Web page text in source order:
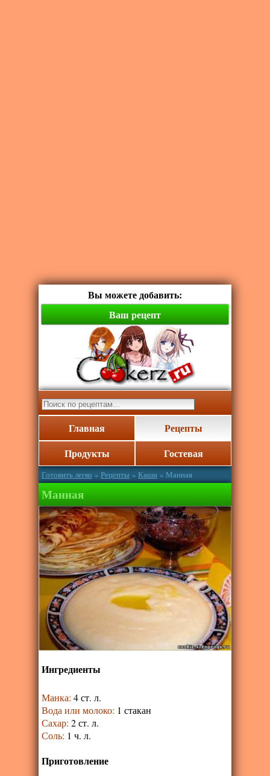
Вы можете добавить:
Ваш рецепт
Главная
Рецепты
Продукты
Гостевая
Готовить легко » Рецепты » Каши » Манная
Манная
Ингредиенты
Манка: 4 ст. л.
Вода или молоко: 1 стакан
Сахар: 2 ст. л.
Соль: 1 ч. л.
Приготовление